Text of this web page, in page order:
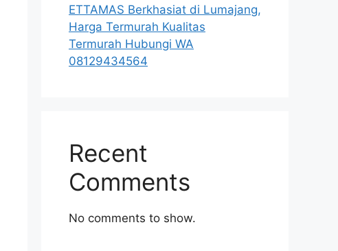
ETTAMAS Berkhasiat di Lumajang,
Harga Termurah Kualitas
Termurah Hubungi WA
08129434564
Recent
Comments
No comments to show.